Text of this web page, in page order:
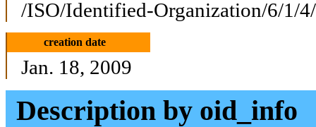
/ISO/Identified-Organization/6/1/
creation date
Jan. 18, 2009
Description by oid_info